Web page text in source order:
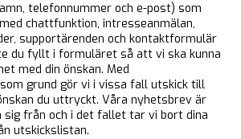
telefonnummer och e-post) som
chattfunktion, intresseanmälan,
supportärenden och kontaktformulär
du fyllt i formuläret så att vi ska kunna
med din önskan. Med
grund gör vi i vissa fall utskick till
du uttryckt. Våra nyhetsbrev är
sig från och i det fallet tar vi bort dina
utskickslistan.